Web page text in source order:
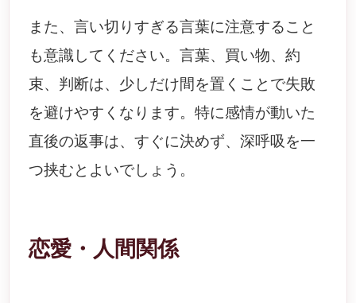
また、言い切りすぎる言葉に注意すること
も意識してください。言葉、買い物、約
束、判断は、少しだけ間を置くことで失敗
を避けやすくなります。特に感情が動いた
直後の返事は、すぐに決めず、深呼吸を一
つ挟むとよいでしょう。
恋愛・人間関係